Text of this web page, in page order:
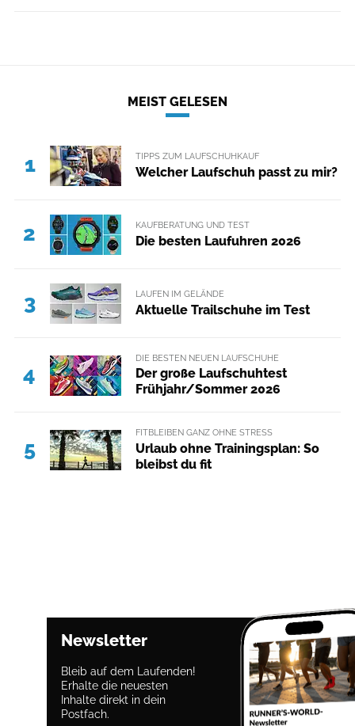
MEIST GELESEN
1 TIPPS ZUM LAUFSCHUHKAUF
Welcher Laufschuh passt zu mir?
2 KAUFBERATUNG UND TEST
Die besten Laufuhren 2026
3 LAUFEN IM GELÄNDE
Aktuelle Trailschuhe im Test
4
DIE BESTEN NEUEN LAUFSCHUHE
Der große Laufschuhtest
Frühjahr/Sommer 2026
5
FITBLEIBEN GANZ OHNE STRESS
Urlaub ohne Trainingsplan: So
bleibst du fit
Newsletter
Bleib auf dem Laufenden!
Erhalte die neuesten
Inhalte direkt in dein
Postfach.